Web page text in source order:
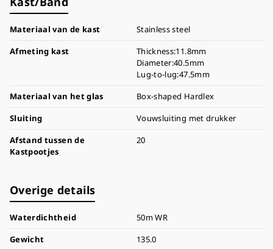
Materiaal van de kast
Stainless steel
Afmeting kast
Thickness:11.8mm
Diameter:40.5mm
Lug-to-lug:47.5mm
Materiaal van het glas
Box-shaped Hardlex
Sluiting
Vouwsluiting met drukker
Afstand tussen de
Kastpootjes
20
Overige details
Waterdichtheid
50m WR
Gewicht
135.0